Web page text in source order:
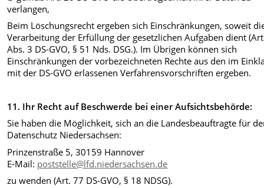
verlangen,
Beim Löschungsrecht ergeben sich Einschränkungen, soweit
Verarbeitung der Erfüllung der gesetzlichen Aufgaben dient
Abs. 3 DS-GVO, § 51 Nds. DSG.). Im Übrigen können sich
Einschränkungen der vorbezeichneten Rechte aus den im
mit der DS-GVO erlassenen Verfahrensvorschriften ergeben.
11. Ihr Recht auf Beschwerde bei einer Aufsichtsbehörde:
Sie haben die Möglichkeit, sich an die Landesbeauftragte für
Datenschutz Niedersachsen:
Prinzenstraße 5, 30159 Hannover
E-Mail: poststelle@lfd.niedersachsen.de
zu wenden (Art. 77 DS-GVO, § 18 NDSG).